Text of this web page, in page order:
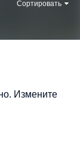
Сортировать
Измените